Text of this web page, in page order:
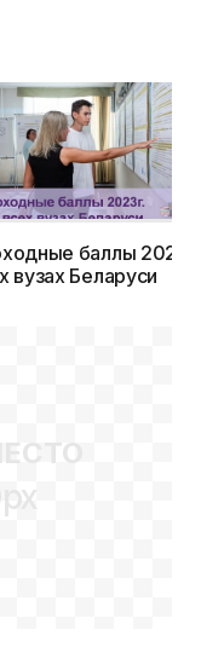
баллы
вузах Беларуси